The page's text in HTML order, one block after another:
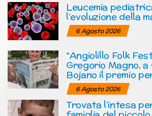
Leucemia
l’evoluzione della
6 Agosto 2026
“Angiolillo Folk
Gregorio Magno, a
Bojano il premio
6 Agosto 2026
Trovata l’intesa